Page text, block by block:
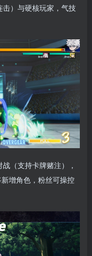
）与硬核玩家，气技
（支持卡牌赌注），
增角色，粉丝可操控